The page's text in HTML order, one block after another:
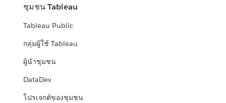
ชุมชน Tableau
Tableau Public
กลุ่มผู้ใช้ Tableau
ผู้นำชุมชน
DataDev
โปรเจกต์ของชุมชน